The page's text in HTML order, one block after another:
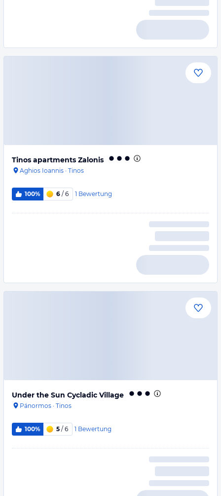
Tinos apartments Zalonis
Aghios Ioannis · Tinos
100% 6 / 6 1 Bewertung
Under the Sun Cycladic Village
Pánormos · Tinos
100% 5 / 6 1 Bewertung